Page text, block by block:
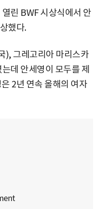
린 BWF 시상식에서 안
했다.
), 그레고리아 마리스카
데 안세영이 모두를 제
2년 연속 올해의 여자